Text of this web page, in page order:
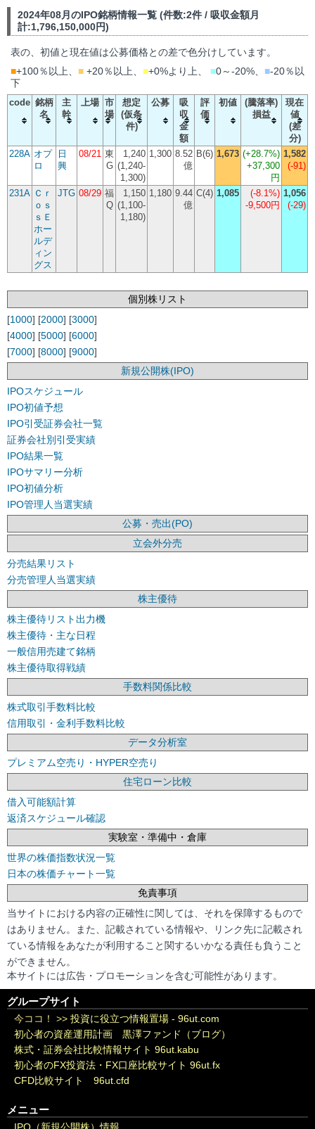
2024年08月のIPO銘柄情報一覧 (件数:2件 / 吸収金額月
計:1,796,150,000円)
表の、初値と現在値は公募価格との差で色分けしています。
■+100％以上、 ■ +20％以上、 ■+0%より上、 ■0～-20%、 ■-20％以
下
code 銘柄
名
主
幹
上場 市
場
想定
(仮条
件)
公募
吸
収
金
額
評
価
初値
(騰落率)
損益
現在
値
(差
分)
228A オプ
ロ
日
興
08/21 東
G
1,240
(1,240-
1,300)
1,300 8.52
億
B(6) 1,673 (+28.7%)
+37,300
円
1,582
(-91)
231A Ｃｒ
ｏｓ
ｓＥ
ホー
ルデ
ィン
グス
JTG 08/29 福
Q
1,150
(1,100-
1,180)
1,180 9.44
億
C(4) 1,085 (-8.1%)
-9,500円
1,056
(-29)
個別株リスト
[1000] [2000] [3000]
[4000] [5000] [6000]
[7000] [8000] [9000]
新規公開株(IPO)
IPOスケジュール
IPO初値予想
IPO引受証券会社一覧
証券会社別引受実績
IPO結果一覧
IPOサマリー分析
IPO初値分析
IPO管理人当選実績
公募・売出(PO)
立会外分売
分売結果リスト
分売管理人当選実績
株主優待
株主優待リスト出力機
株主優待・主な日程
一般信用売建て銘柄
株主優待取得戦績
手数料関係比較
株式取引手数料比較
信用取引・金利手数料比較
データ分析室
プレミアム空売り・HYPER空売り
住宅ローン比較
借入可能額計算
返済スケジュール確認
実験室・準備中・倉庫
世界の株価指数状況一覧
日本の株価チャート一覧
免責事項
当サイトにおける内容の正確性に関しては、それを保障するもので
はありません。また、記載されている情報や、リンク先に記載され
ている情報をあなたが利用すること関するいかなる責任も負うこと
ができません。
本サイトには広告・プロモーションを含む可能性があります。
グループサイト
今ココ！ >> 投資に役立つ情報置場 - 96ut.com
初心者の資産運用計画 黒澤ファンド（ブログ）
株式・証券会社比較情報サイト 96ut.kabu
初心者のFX投資法・FX口座比較サイト 96ut.fx
CFD比較サイト 96ut.cfd
メニュー